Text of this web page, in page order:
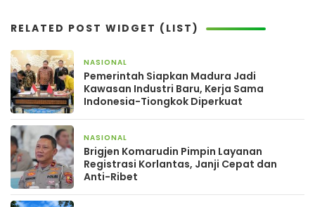
RELATED POST WIDGET (LIST)
NASIONAL
Pemerintah Siapkan Madura Jadi
Kawasan Industri Baru, Kerja Sama
Indonesia-Tiongkok Diperkuat
NASIONAL
Brigjen Komarudin Pimpin Layanan
Registrasi Korlantas, Janji Cepat dan
Anti-Ribet